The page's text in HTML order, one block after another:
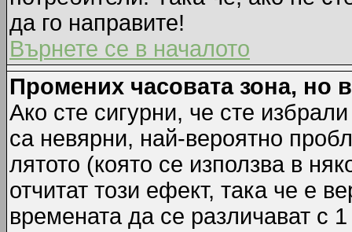
да го направите!
Върнете се в началото
Промених часовата зона, но
Ако сте сигурни, че сте
са невярни, най-вероятно
лятото (която се използва в
отчитат този ефект, така че е
времената да се различават с